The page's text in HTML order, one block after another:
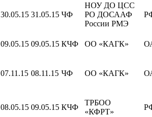
30.05.15 31.05.15 ЧФ
НОУ ДО ЦСС
РО ДОСААФ
России РМЭ
09.05.15 09.05.15 КЧФ ОО «КАГК»
07.11.15 08.11.15 ЧФ ОО «КАГК»
08.05.15 09.05.15 КЧФ
ТРБОО
«КФРТ»